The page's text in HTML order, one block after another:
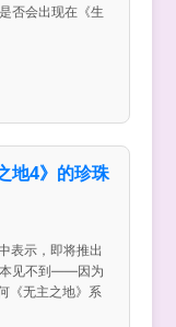
否会出现在《生
地4》的珍珠
表示，即将推出
本见不到——因为
《无主之地》系